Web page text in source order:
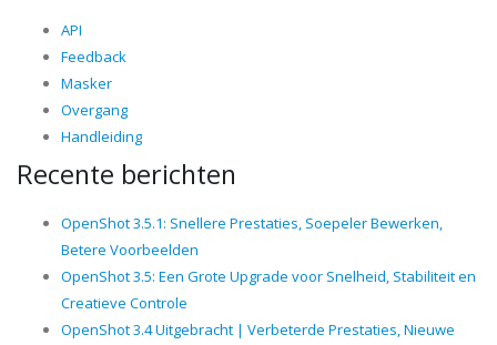
API
Feedback
Masker
Overgang
Handleiding
Recente berichten
OpenShot 3.5.1: Snellere Prestaties, Soepeler Bewerken,
Betere Voorbeelden
OpenShot 3.5: Een Grote Upgrade voor Snelheid, Stabiliteit en
Creatieve Controle
OpenShot 3.4 Uitgebracht | Verbeterde Prestaties, Nieuwe